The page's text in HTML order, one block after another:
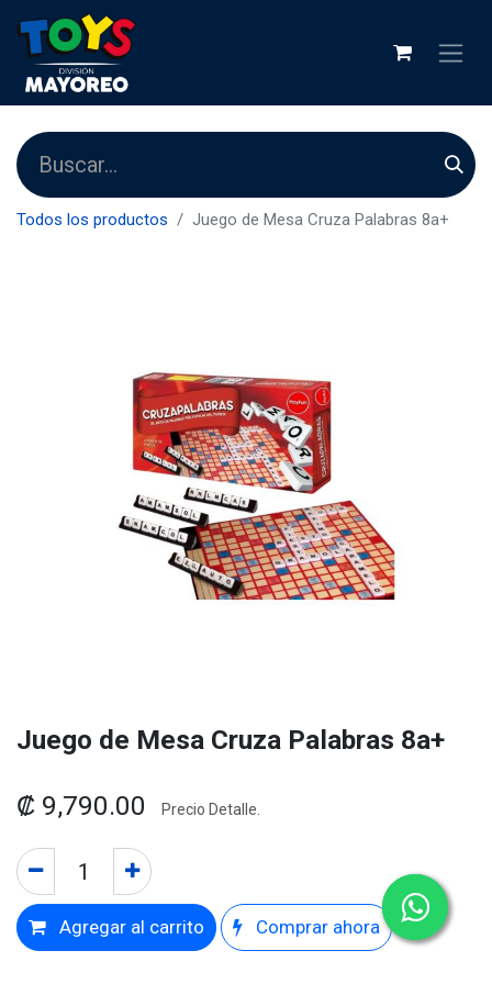
Todos los productos Juego de Mesa Cruza Palabras 8a+
Juego de Mesa Cruza Palabras 8a+
₡ 9,790.00 Precio Detalle.
Agregar al carrito Comprar ahora